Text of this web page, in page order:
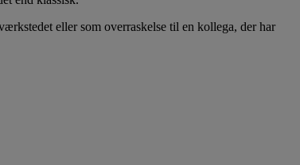
eller som overraskelse til en kollega, der har